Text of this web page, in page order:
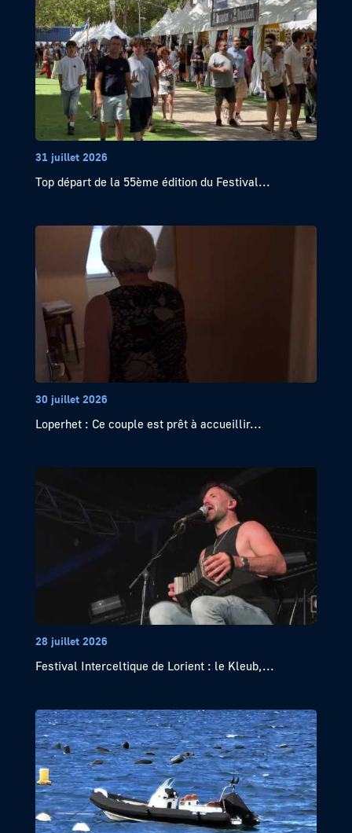
31 juillet 2026
Top départ de la 55ème édition du Festival...
30 juillet 2026
Loperhet : Ce couple est prêt à accueillir...
28 juillet 2026
Festival Interceltique de Lorient : le Kleub,...